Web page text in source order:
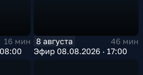
16 мин
8 августа
46 мин
Эфир 08.08.2026 · 17:00